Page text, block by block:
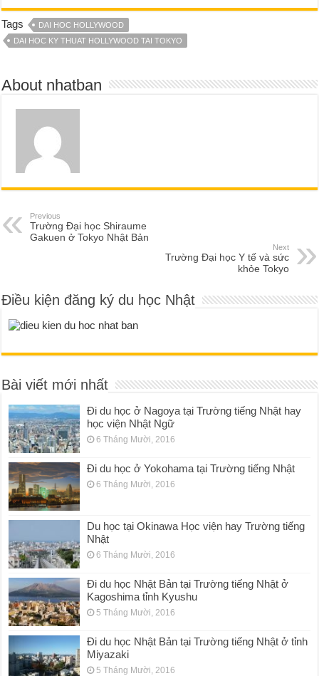
Tags
DAI HOC HOLLYWOOD
DAI HOC KY THUAT HOLLYWOOD TAI TOKYO
About nhatban
Previous
Trường Đại học Shiraume
Gakuen ở Tokyo Nhật Bản
Next
Trường Đại học Y tế và sức
khỏe Tokyo
Điều kiện đăng ký du học Nhật
Bài viết mới nhất
Đi du học ở Nagoya tại Trường tiếng Nhật hay
học viện Nhật Ngữ
6 Tháng Mười, 2016
Đi du học ở Yokohama tại Trường tiếng Nhật
6 Tháng Mười, 2016
Du học tại Okinawa Học viện hay Trường tiếng
Nhật
6 Tháng Mười, 2016
Đi du học Nhật Bản tại Trường tiếng Nhật ở
Kagoshima tỉnh Kyushu
5 Tháng Mười, 2016
Đi du học Nhật Bản tại Trường tiếng Nhật ở tỉnh
Miyazaki
5 Tháng Mười, 2016